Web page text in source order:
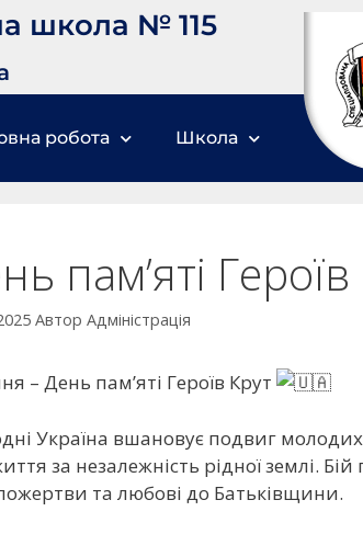
школа № 115
робота Школа
пам’яті
Автор Адміністрація
– День пам’яті Героїв Крут
Україна вшановує подвиг молодих
за незалежність рідної землі.
та любові до Батьківщини.